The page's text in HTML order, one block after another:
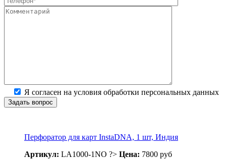
Я согласен на условия обработки персональных данных
Перфоратор для карт InstaDNA, 1 шт, Индия
Артикул: LA1000-1NO ?> Цена: 7800 руб